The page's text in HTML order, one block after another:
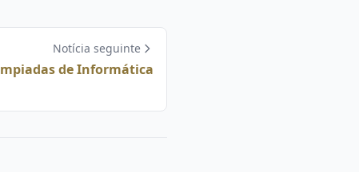
Notícia seguinte
de Informática